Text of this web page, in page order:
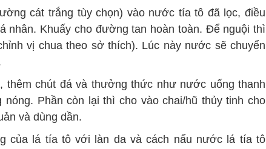
cát trắng tùy chọn) vào nước tía tô đã lọc, điều
nhân. Khuấy cho đường tan hoàn toàn. Để nguội thì
vị chua theo sở thích). Lúc này nước sẽ chuyển
thêm chút đá và thưởng thức như nước uống thanh
nóng. Phần còn lại thì cho vào chai/hũ thủy tinh cho
và dùng dần.
của lá tía tô với làn da và cách nấu nước lá tía tô